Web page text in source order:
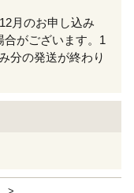
月のお申し込み
がございます。1
分の発送が終わり